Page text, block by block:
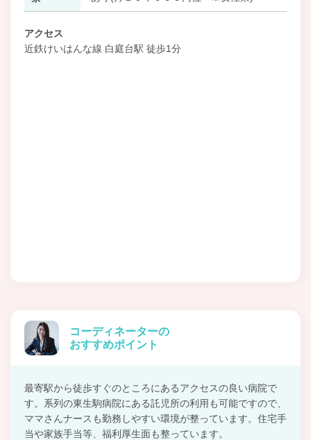
アクセス
近鉄けいはんな線 白庭台駅 徒歩1分
コーディネーターの
おすすめポイント
最寄駅から徒歩すぐのところにあるアクセスの良い病院で
す。系列の東生駒病院にある託児所の利用も可能ですので、
ママさんナースも勤務しやすい環境が整っています。住宅手
当や家族手当等、福利厚生面も整っています。